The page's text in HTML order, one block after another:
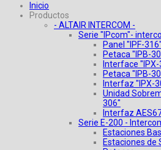
Inicio
Productos
- ALTAIR INTERCOM -
Serie "IPcom"-
Panel "IPF-316"
Petaca "IPB-
Interface
Petaca "IPB-
Interfaz "IPX-
Unidad
306"
Interfaz
Serie E-200 -
Estaciones
Estaciones de